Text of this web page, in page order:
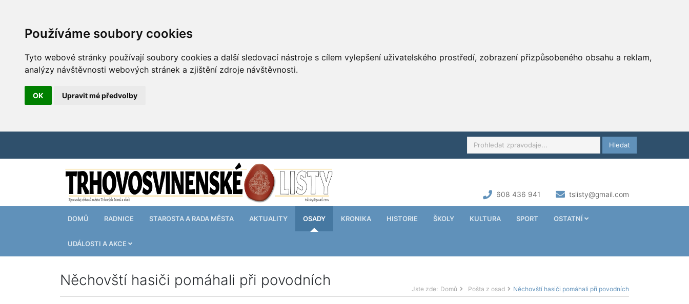
Používáme soubory cookies
Tyto webové stránky používají soubory cookies a další sledovací nástroje s cílem vylepšení uživatelského prostředí, zobrazení přizpůsobeného obsahu a reklam,
analýzy návštěvnosti webových stránek a zjištění zdroje návštěvnosti.
OK Upravit mé předvolby
Hledat
608 436 941 tslisty@gmail.com
DOMŮ RADNICE STAROSTA A RADA MĚSTA AKTUALITY OSADY KRONIKA HISTORIE ŠKOLY KULTURA SPORT OSTATNÍ
UDÁLOSTI A AKCE
Něchovští hasiči pomáhali při povodních
Jste zde: Domů Pošta z osad Něchovští hasiči pomáhali při povodních